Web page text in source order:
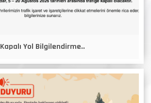
Kapalı Yol Bilgilendirme..